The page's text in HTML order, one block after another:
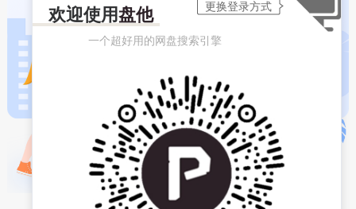
欢迎使用盘他
一个超好用的网盘搜索引擎